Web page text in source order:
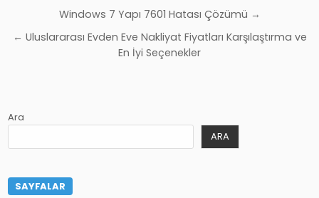
gezinmesi
Windows 7 Yapı 7601 Hatası Çözümü →
← Uluslararası Evden Eve Nakliyat Fiyatları Karşılaştırma ve
En İyi Seçenekler
Ara
ARA
SAYFALAR